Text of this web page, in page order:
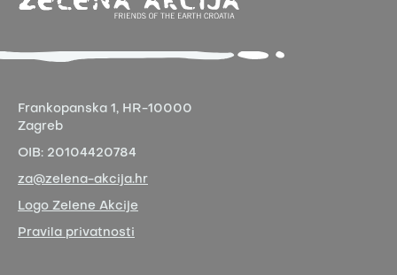
Frankopanska 1, HR-10000
Zagreb
OIB: 20104420784
za@zelena-akcija.hr
Logo Zelene Akcije
Pravila privatnosti